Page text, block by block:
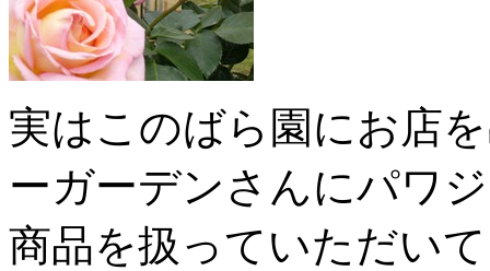
実はこのばら園にお店
ーガーデンさんにパワ
商品を扱っていただい